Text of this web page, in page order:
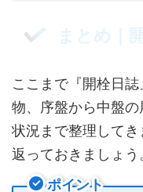
まとめ｜
ここまで『開栓日
物、序盤から中盤
状況まで整理して
返っておきましょう
ポイント